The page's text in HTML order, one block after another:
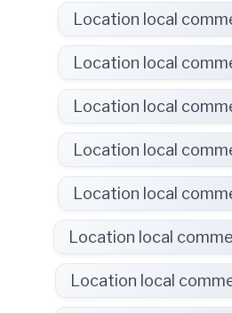
Location local
Location local
Location local
Location local
Location local
Location local
Location local